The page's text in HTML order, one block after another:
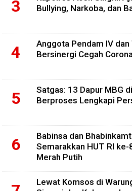
Bullying, Narkoba, dan
Anggota Pendam IV dan
Bersinergi Cegah Corona
Satgas: 13 Dapur MBG
Berproses Lengkapi
Babinsa dan
Semarakkan HUT RI
Merah Putih
Lewat Komsos di